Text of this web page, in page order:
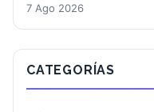
7 Ago 2026
CATEGORÍAS